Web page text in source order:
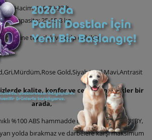
Hacim: 100-70-37 lt
Kapasite: 25-15-8 kg
tekerlek ve kulp dahildir
Gold,Siyah,Yeşil,Mavi,Antrasit
kalite, konfor ve cezbeden renkler bir
arada,
%100 ABS hammadde ile üretilmiş olan RUBY,
yolda bırakmaz ve darbelere karşı maksimum